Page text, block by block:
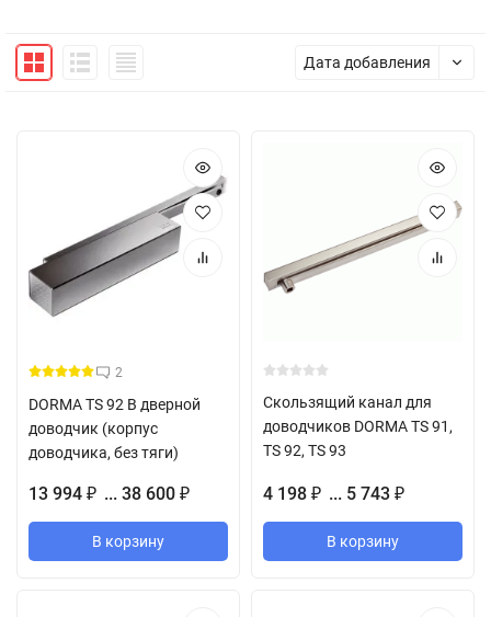
Дата добавления
2
DORMA TS 92 B дверной
доводчик (корпус
доводчика, без тяги)
13 994 ₽ ... 38 600 ₽
В корзину
Скользящий канал для
доводчиков DORMA TS 91,
TS 92, TS 93
4 198 ₽ ... 5 743 ₽
В корзину